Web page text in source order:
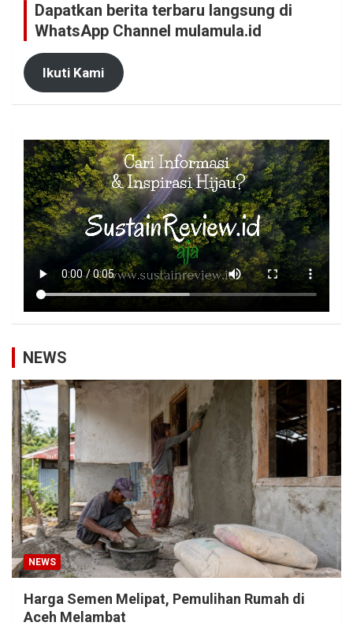
Dapatkan berita terbaru langsung di
WhatsApp Channel mulamula.id
Ikuti Kami
NEWS
NEWS
Harga Semen Melipat, Pemulihan Rumah di
Aceh Melambat